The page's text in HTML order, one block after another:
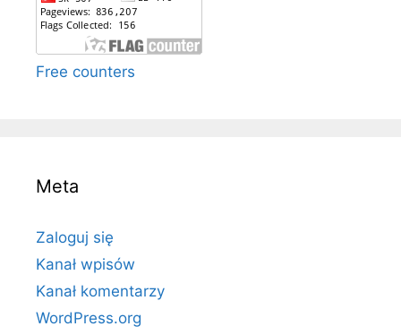
Free counters
Meta
Zaloguj się
Kanał wpisów
Kanał komentarzy
WordPress.org